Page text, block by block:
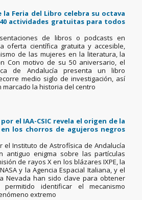
la Feria del Libro celebra su octava
actividades gratuitas para todos
de libros o podcasts en
oferta científica gratuita y accesible,
de las mujeres en la literatura, la
Con motivo de su 50 aniversario, el
de Andalucía presenta un libro
medio siglo de investigación, así
marcado la historia del centro
el IAA-CSIC revela el origen de la
los chorros de agujeros negros
el Instituto de Astrofísica de Andalucía
antiguo enigma sobre las partículas
de rayos X en los blázares IXPE, la
y la Agencia Espacial Italiana, y el
Nevada han sido clave para obtener
identificar el mecanismo
extremo